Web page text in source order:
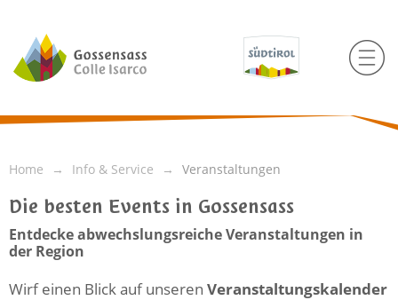
Home Info & Service Veranstaltungen
Die besten Events in Gossensass
Entdecke abwechslungsreiche Veranstaltungen in
der Region
Wirf einen Blick auf unseren Veranstaltungskalender